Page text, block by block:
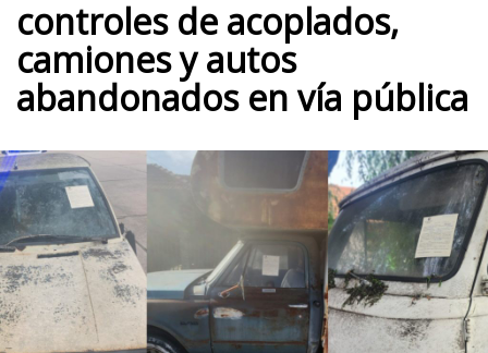
controles de acoplados,
camiones y autos
abandonados en vía pública